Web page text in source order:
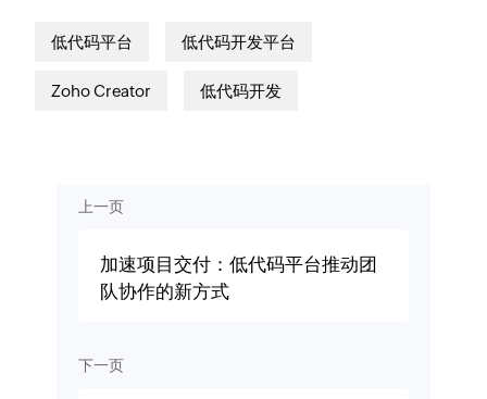
低代码平台 低代码开发平台
Zoho Creator 低代码开发
上一页
加速项目交付：低代码平台推动团
队协作的新方式
下一页